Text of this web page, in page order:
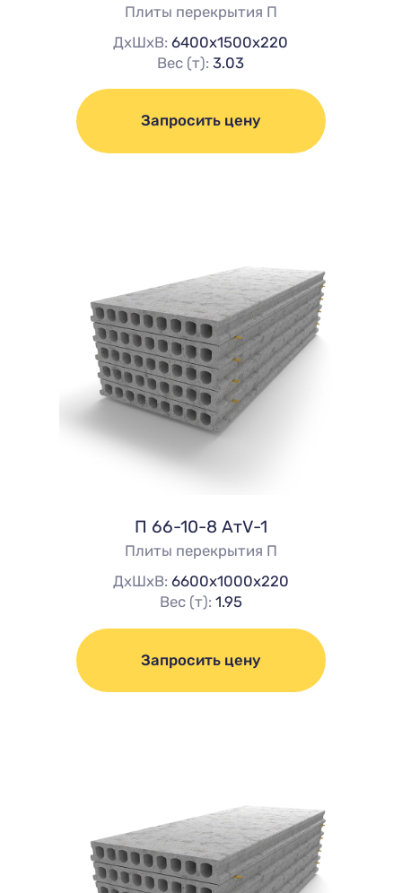
Плиты перекрытия П
ДхШхВ:6400х1500х220
Вес (т):3.03
Запросить цену
П 66-10-8 AтV-1
Плиты перекрытия П
ДхШхВ: 6600х1000х220
Вес (т): 1.95
Запросить цену